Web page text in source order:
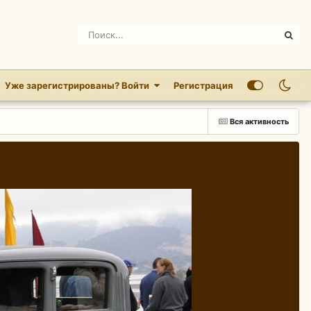
Уже зарегистрированы? Войти Регистрация
Вся активность